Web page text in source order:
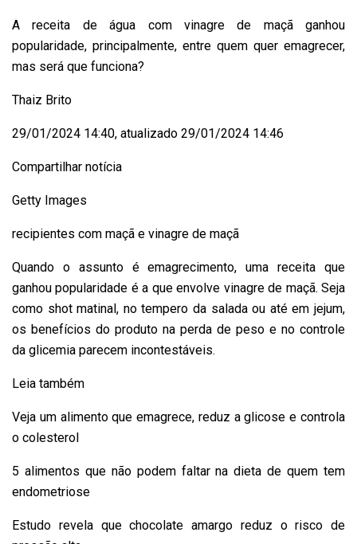
A receita de água com vinagre de maçã ganhou
popularidade, principalmente, entre quem quer emagrecer,
mas será que funciona?
Thaiz Brito
29/01/2024 14:40, atualizado 29/01/2024 14:46
Compartilhar notícia
Getty Images
recipientes com maçã e vinagre de maçã
Quando o assunto é emagrecimento, uma receita que
ganhou popularidade é a que envolve vinagre de maçã. Seja
como shot matinal, no tempero da salada ou até em jejum,
os benefícios do produto na perda de peso e no controle
da glicemia parecem incontestáveis.
Leia também
Veja um alimento que emagrece, reduz a glicose e controla
o colesterol
5 alimentos que não podem faltar na dieta de quem tem
endometriose
Estudo revela que chocolate amargo reduz o risco de